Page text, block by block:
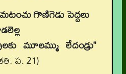
గొణిగెడు పెద్దలు
మూలమ్ము లేదండ్రు"
ప. 21)